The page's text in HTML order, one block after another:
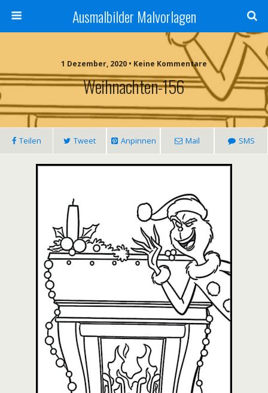
Ausmalbilder Malvorlagen
1 Dezember, 2020 • Keine Kommentare
Weihnachten-156
Teilen Tweet Anpinnen Mail SMS